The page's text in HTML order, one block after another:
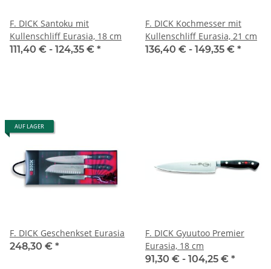
F. DICK Santoku mit
Kullenschliff Eurasia, 18 cm
111,40 € - 124,35 € *
F. DICK Kochmesser mit
Kullenschliff Eurasia, 21 cm
136,40 € - 149,35 € *
AUF LAGER
F. DICK Geschenkset Eurasia
248,30 € *
F. DICK Gyuutoo Premier
Eurasia, 18 cm
91,30 € - 104,25 € *